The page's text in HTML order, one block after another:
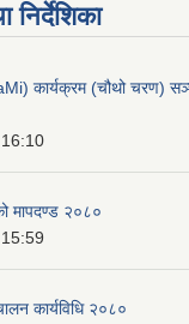
कार्यक्रम (चौथो चरण)
मापदण्ड २०८०
कार्यविधि २०८०